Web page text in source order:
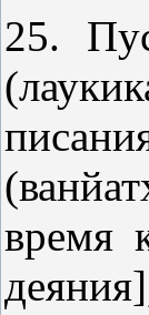
25.
время